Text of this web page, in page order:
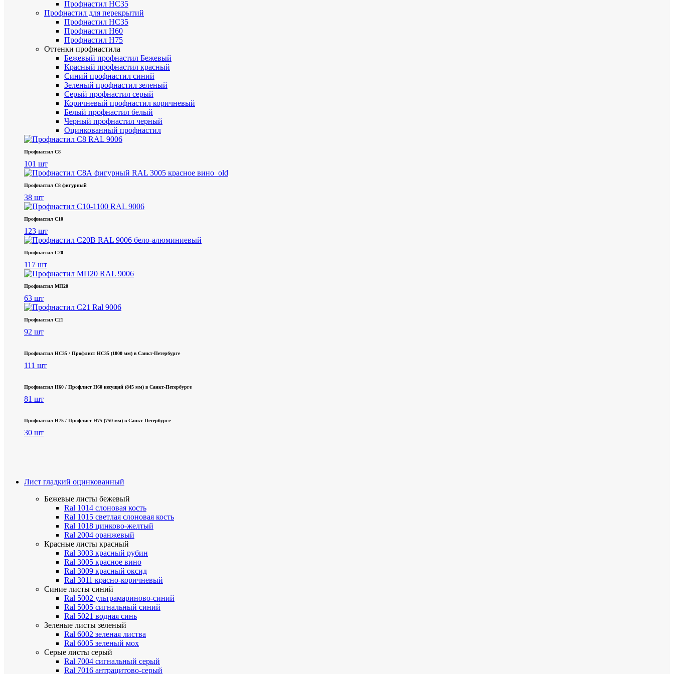
Профнастил НС35
Профнастил для перекрытий
Профнастил НС35
Профнастил Н60
Профнастил Н75
Оттенки профнастила
Бежевый профнастил Бежевый
Красный профнастил красный
Синий профнастил синий
Зеленый профнастил зеленый
Серый профнастил серый
Коричневый профнастил коричневый
Белый профнастил белый
Черный профнастил черный
Оцинкованный профнастил
Профнастил С8
101 шт
Профнастил С8 фигурный
38 шт
Профнастил С10
123 шт
Профнастил С20
117 шт
Профнастил МП20
63 шт
Профнастил С21
92 шт
Профнастил НС35 / Профлист НС35 (1000 мм) в Санкт‑Петербурге
111 шт
Профнастил Н60 / Профлист Н60 несущий (845 мм) в Санкт-Петербурге
81 шт
Профнастил Н75 / Профлист Н75 (750 мм) в Санкт-Петербурге
30 шт
Лист гладкий оцинкованный
Бежевые листы бежевый
Ral 1014 слоновая кость
Ral 1015 светлая слоновая кость
Ral 1018 цинково-желтый
Ral 2004 оранжевый
Красные листы красный
Ral 3003 красный рубин
Ral 3005 красное вино
Ral 3009 красный оксид
Ral 3011 красно-коричневый
Синие листы синий
Ral 5002 ультрамариново-синий
Ral 5005 сигнальный синий
Ral 5021 водная синь
Зеленые листы зеленый
Ral 6002 зеленая листва
Ral 6005 зеленый мох
Серые листы серый
Ral 7004 сигнальный серый
Ral 7016 антрацитово-серый